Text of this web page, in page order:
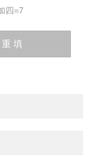
四=7